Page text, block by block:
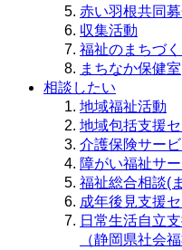
赤い羽根共同
収集活動
福祉のまちづ
まちなか保健室
相談したい
地域福祉活動
地域包括支援
介護保険サー
障がい福祉サ
福祉総合相談(
成年後見支援
日常生活自立
（静岡県社会